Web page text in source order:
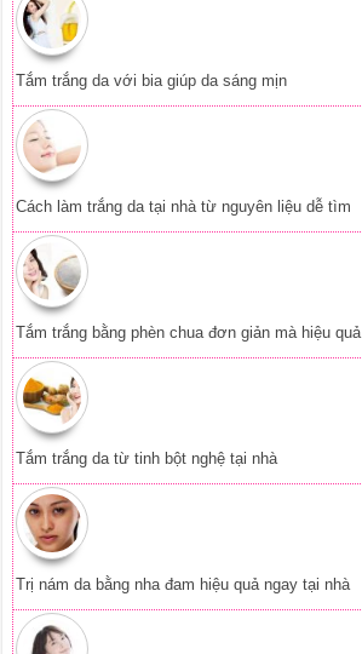
Tắm trắng da với bia giúp da sáng mịn
Cách làm trắng da tại nhà từ nguyên liệu dễ tìm
Tắm trắng bằng phèn chua đơn giản mà hiệu quả
Tắm trắng da từ tinh bột nghệ tại nhà
Trị nám da bằng nha đam hiệu quả ngay tại nhà